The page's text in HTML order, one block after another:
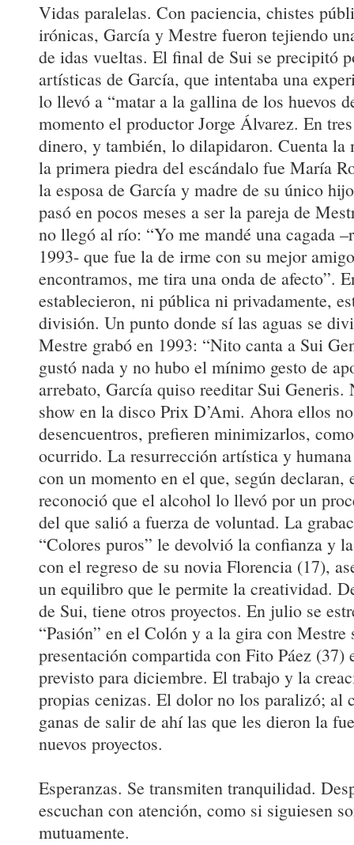
Vidas paralelas. Con paciencia, chistes
irónicas, García y Mestre fueron tejiendo
de idas vueltas. El final de Sui se precipitó
artísticas de García, que intentaba una
lo llevó a “matar a la gallina de los huevos
momento el productor Jorge Álvarez. En
dinero, y también, lo dilapidaron. Cuenta la
la primera piedra del escándalo fue María
la esposa de García y madre de su único
pasó en pocos meses a ser la pareja de
no llegó al río: “Yo me mandé una cagada
1993- que fue la de irme con su mejor
encontramos, me tira una onda de afecto”.
establecieron, ni pública ni privadamente,
división. Un punto donde sí las aguas se
Mestre grabó en 1993: “Nito canta a Sui
gustó nada y no hubo el mínimo gesto de
arrebato, García quiso reeditar Sui Generis.
show en la disco Prix D’Ami. Ahora ellos
desencuentros, prefieren minimizarlos,
ocurrido. La resurrección artística y
con un momento en el que, según declaran,
reconoció que el alcohol lo llevó por un
del que salió a fuerza de voluntad. La
“Colores puros” le devolvió la confianza y
con el regreso de su novia Florencia (17),
un equilibro que le permite la creatividad.
de Sui, tiene otros proyectos. En julio se
“Pasión” en el Colón y a la gira con Mestre
presentación compartida con Fito Páez (37)
previsto para diciembre. El trabajo y la
propias cenizas. El dolor no los paralizó; al
ganas de salir de ahí las que les dieron la
nuevos proyectos.
Esperanzas. Se transmiten tranquilidad.
escuchan con atención, como si siguiesen
mutuamente.